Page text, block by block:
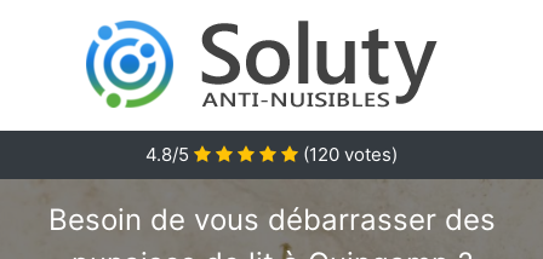
4.8/5 (120 votes)
Besoin de vous débarrasser des